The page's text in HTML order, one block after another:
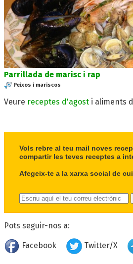
Parrillada de marisc i rap
Peixos i mariscos
Veure receptes d'agost i aliments
Vols rebre al teu mail noves
compartir les teves receptes a
Afegeix-te a la xarxa social de
Pots seguir-nos a:
Facebook Twitter/X